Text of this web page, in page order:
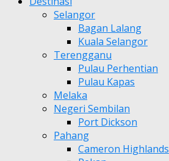
Selangor
Bagan Lalang
Kuala Selangor
Terengganu
Pulau Perhentian
Pulau Kapas
Melaka
Negeri Sembilan
Port Dickson
Pahang
Cameron Highlands